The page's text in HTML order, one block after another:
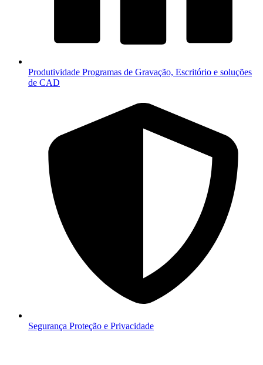
Produtividade Programas de Gravação, Escritório e soluções
de CAD
Segurança Proteção e Privacidade